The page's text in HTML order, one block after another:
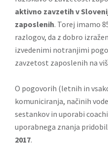
aktivno zavzetih v
zaposlenih. Torej imamo
razlogov, da z dobro
izvedenimi notranjimi
zavzetost zaposlenih na
O pogovorih (letnih in
komuniciranja, načinih
sestankov in uporabi
uporabnega znanja
2017.